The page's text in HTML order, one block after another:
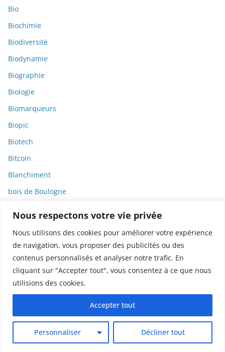
Nous respectons votre vie privée
Nous utilisons des cookies pour améliorer votre expérience
de navigation, vous proposer des publicités ou des
contenus personnalisés et analyser notre trafic. En
cliquant sur "Accepter tout", vous consentez à ce que nous
utilisions des cookies.
Personnaliser Décliner tout
Accepter tout
Bio
Biochimie
Biodiversité
Biodynamie
Biographie
Biologie
Biomarqueurs
Biopic
Biotech
Bitcoin
Blanchiment
bois de Boulogne
Bonnes pratiques
Bonnes pratiques de publication
bosons
Bourges
Bourse